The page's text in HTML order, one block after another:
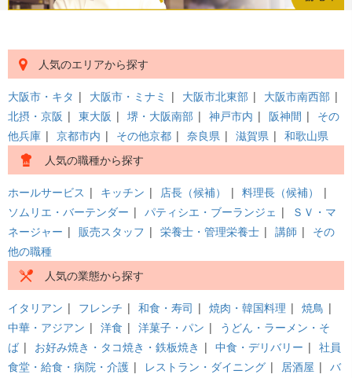
人気のエリアから探す
大阪市・キタ | 大阪市・ミナミ | 大阪市北東部 | 大阪市南西部 |
北摂・京阪 | 東大阪 | 堺・大阪南部 | 神戸市内 | 阪神間 | その
他兵庫 | 京都市内 | その他京都 | 奈良県 | 滋賀県 | 和歌山県
人気の職種から探す
ホールサービス | キッチン | 店長（候補） | 料理長（候補）
|
ソムリエ・バーテンダー | パティシエ・ブーランジェ |
ＳＶ・マ
ネージャー | 販売スタッフ | 栄養士・管理栄養士 | 講師 | その
他の職種
人気の業態から探す
イタリアン | フレンチ | 和食・寿司 | 焼肉・韓国料理 | 焼鳥 |
中華・アジアン | 洋食 | 洋菓子・パン |
うどん・ラーメン・そ
ば | お好み焼き・タコ焼き・鉄板焼き | 中食・デリバリー | 社員
食堂・給食・病院・介護 | レストラン・ダイニング | 居酒屋 | バ